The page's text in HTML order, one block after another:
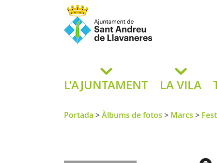
de
L'AJUNTAMENT LA VILA
Portada >Àlbums de fotos > Marcs >